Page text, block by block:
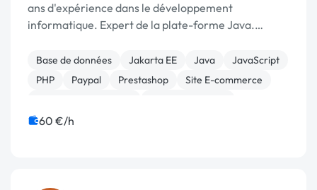
ans d'expérience dans le développement
informatique. Expert de la plate-forme Java.
rigoureux. Java: Maîtrise de la majorité des
technologies J2...
Base de données Jakarta EE Java
JavaScript
PHP
Paypal Prestashop
Site E-commerce
60 €/h